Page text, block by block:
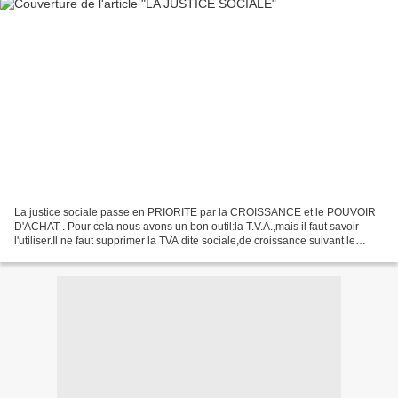
La justice sociale passe en PRIORITE par la CROISSANCE et le POUVOIR
D'ACHAT . Pour cela nous avons un bon outil:la T.V.A.,mais il faut savoir
l'utiliser.Il ne faut supprimer la TVA dite sociale,de croissance suivant le